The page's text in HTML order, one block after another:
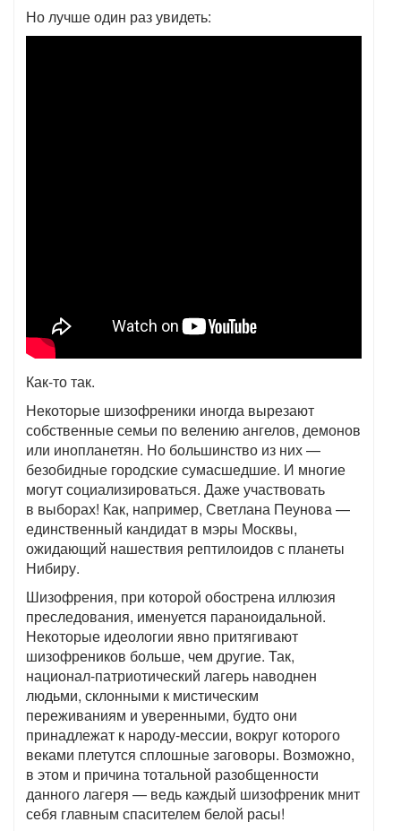
Но лучше один раз увидеть:
Как-то так.
Некоторые шизофреники иногда вырезают
собственные семьи по велению ангелов, демонов
или инопланетян. Но большинство из них —
безобидные городские сумасшедшие. И многие
могут социализироваться. Даже участвовать
в выборах! Как, например, Светлана Пеунова —
единственный кандидат в мэры Москвы,
ожидающий нашествия рептилоидов с планеты
Нибиру.
Шизофрения, при которой обострена иллюзия
преследования, именуется параноидальной.
Некоторые идеологии явно притягивают
шизофреников больше, чем другие. Так,
национал-патриотический лагерь наводнен
людьми, склонными к мистическим
переживаниям и уверенными, будто они
принадлежат к народу-мессии, вокруг которого
веками плетутся сплошные заговоры. Возможно,
в этом и причина тотальной разобщенности
данного лагеря — ведь каждый шизофреник мнит
себя главным спасителем белой расы!